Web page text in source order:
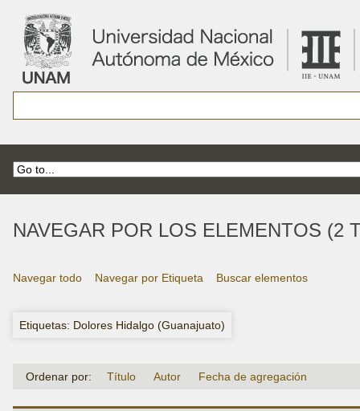
NAVEGAR POR LOS ELEMENTOS (2
Navegar todo Navegar por Etiqueta Buscar elementos
Etiquetas: Dolores Hidalgo (Guanajuato)
Ordenar por: Título Autor Fecha de agregación